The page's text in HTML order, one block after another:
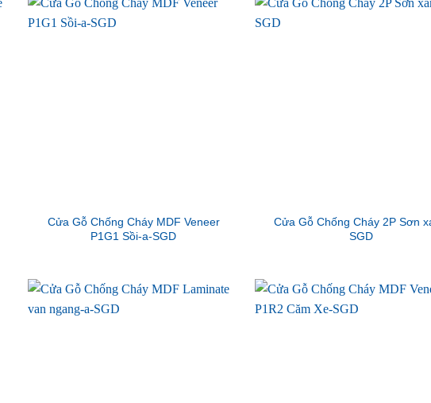
Cửa Gỗ Chống Cháy MDF Veneer
P1G1 Sồi-a-SGD
Cửa Gỗ Chống Cháy 2P Sơn
SGD